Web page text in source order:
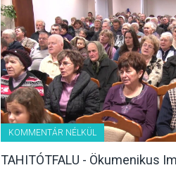
KOMMENTÁR NÉLKÜL
TAHITÓTFALU - Ökumenikus